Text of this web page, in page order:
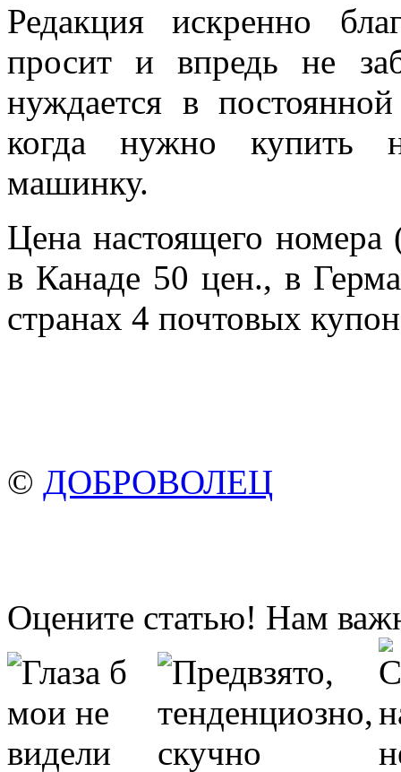
Редакция искренно
просит и впредь не
нуждается в
когда нужно купить
машинку.
Цена настоящего
в Канаде 50 цен., в
странах 4 почтовых
© ДОБРОВОЛЕЦ
Оцените статью! Нам